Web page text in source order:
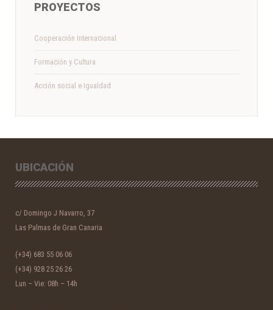
PROYECTOS
Cooperación Internacional
Formación y Cultura
Acción social e Igualdad
UBICACIÓN
c/ Domingo J Navarro, 37
Las Palmas de Gran Canaria
(+34) 683 55 06 06
(+34) 928 25 26 26
Lun – Vie: 08h – 14h